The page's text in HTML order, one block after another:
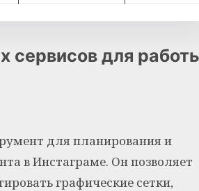
сервисов для
для планирования и
в Инстаграме. Он позволяет
графические сетки,